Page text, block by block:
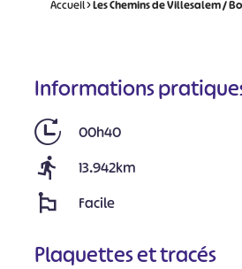
Accueil>Les Chemins de Villesalem /
Informations
00h40
13.942km
Facile
Plaquettes et tracés